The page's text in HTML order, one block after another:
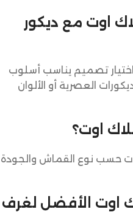
اوت مع ديكور
تصميم يناسب أسلوب
العصرية أو الألوان
اوت؟
حسب نوع القماش والجودة
اوت الأفضل لغرف